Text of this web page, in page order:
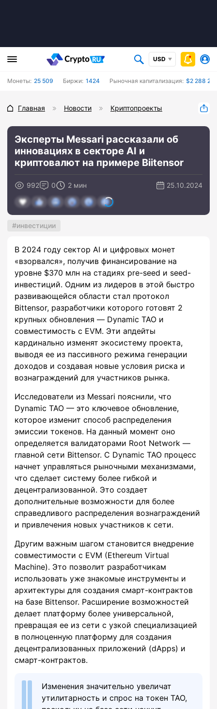
USD
Монеты: 25 509 Биржи: 1424 Рыночная капитализация: $2 288
Главная Новости Криптопроекты
Эксперты Messari рассказали об
инновациях в секторе AI и
криптовалют на примере Biitensor
992 0 2 мин 25.10.2024
инвестиции
В 2024 году сектор AI и цифровых монет
«взорвался», получив финансирование на
уровне $370 млн на стадиях pre-seed и seed-
инвестиций. Одним из лидеров в этой быстро
развивающейся области стал протокол
Bittensor, разработчики которого готовят 2
крупных обновления — Dynamic TAO и
совместимость с EVM. Эти апдейты
кардинально изменят экосистему проекта,
выводя ее из пассивного режима генерации
доходов и создавая новые условия риска и
вознаграждений для участников рынка.
Исследователи из Messari пояснили, что
Dynamic TAO — это ключевое обновление,
которое изменит способ распределения
эмиссии токенов. На данный момент оно
определяется валидаторами Root Network —
главной сети Bittensor. С Dynamic TAO процесс
начнет управляться рыночными механизмами,
что сделает систему более гибкой и
децентрализованной. Это создает
дополнительные возможности для более
справедливого распределения вознаграждений
и привлечения новых участников к сети.
Другим важным шагом становится внедрение
совместимости с EVM (Ethereum Virtual
Machine). Это позволит разработчикам
использовать уже знакомые инструменты и
архитектуры для создания смарт-контрактов
на базе Bittensor. Расширение возможностей
делает платформу более универсальной,
превращая ее из сети с узкой специализацией
в полноценную платформу для создания
децентрализованных приложений (dApps) и
смарт-контрактов.
Изменения значительно увеличат
утилитарность и спрос на токен TAO,